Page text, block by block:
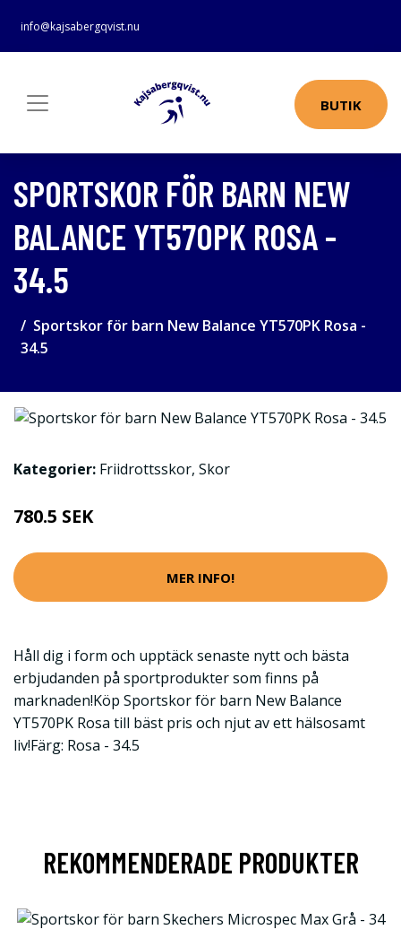
info@kajsabergqvist.nu
BUTIK
SPORTSKOR FÖR BARN NEW
BALANCE YT570PK ROSA -
34.5
Sportskor för barn New Balance YT570PK Rosa -
34.5
Kategorier: Friidrottsskor, Skor
780.5 SEK
MER INFO!
Håll dig i form och upptäck senaste nytt och bästa
erbjudanden på sportprodukter som finns på
marknaden!Köp Sportskor för barn New Balance
YT570PK Rosa till bäst pris och njut av ett hälsosamt
liv!Färg: Rosa - 34.5
REKOMMENDERADE PRODUKTER